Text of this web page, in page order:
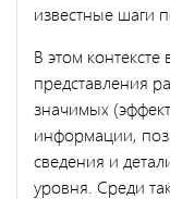
известные шаги
В этом
представления
значимых
информации,
сведения и
уровня. Среди